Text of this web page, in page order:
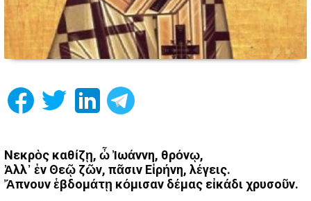
Νεκρὸς καθίζῃ, ὦ Ἰωάννη, θρόνῳ,
Ἀλλ᾿ ἐν Θεῷ ζῶν, πᾶσιν Εἰρήνη, λέγεις.
Ἄπνουν ἑβδομάτῃ κόμισαν δέμας εἰκάδι χρυσοῦν.